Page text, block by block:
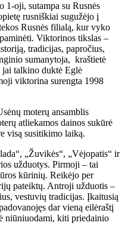
1-oji, sutampa su Rusnės
rusniškiai sugužėjo į
Rusnės filialą, kur vyko
Viktorinos tikslas –
tradicijas, papročius,
sumanytoja, kraštietė
talkino duktė Eglė
viktorina surengta 1998
moterų ansamblis
atliekamos dainos sukūrė
visą susitikimo laiką.
„Žuvikės“, „Vėjopatis“ ir
užduotys. Pirmoji – tai
kūrinių. Reikėjo per
pateiktų. Antroji užduotis –
vestuvių tradicijas. Įkaitusią
dar vieną eilėraštį
niūniuodami, kiti priedainio